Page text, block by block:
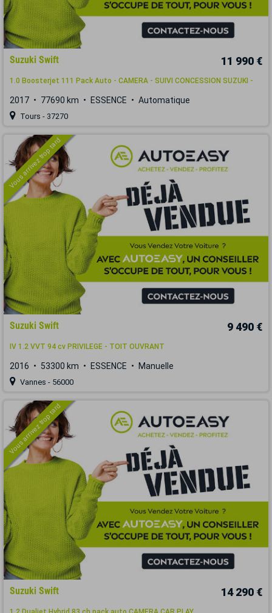
Suzuki Swift 11 990 €
1.0 Boosterjet 111 Pack Auto - CAMERA - SUIVI CONCESSION SUZUKI -
2017 77690 km ESSENCE Automatique
Tours - 37270
Vous arrivez trop tard
Suzuki Swift 9 490 €
IV 1.2 VVT 94 cv PRIVILEGE - TOIT OUVRANT
2016 53300 km ESSENCE Manuelle
Vannes - 56000
Vous arrivez trop tard
Suzuki Swift 14 290 €